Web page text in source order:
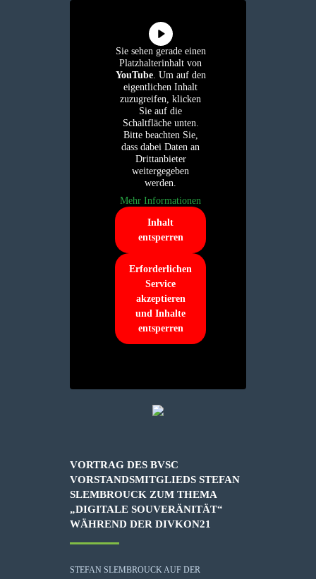
Sie sehen gerade einen
Platzhalterinhalt von
YouTube. Um auf den
eigentlichen Inhalt
zuzugreifen, klicken
Sie auf die
Schaltfläche unten.
Bitte beachten Sie,
dass dabei Daten an
Drittanbieter
weitergegeben
werden.
Mehr Informationen
Inhalt
entsperren
Erforderlichen
Service
akzeptieren
und Inhalte
entsperren
VORTRAG DES BVSC
VORSTANDSMITGLIEDS STEFAN
SLEMBROUCK ZUM THEMA
„DIGITALE SOUVERÄNITÄT“
WÄHREND DER DIVKON21
STEFAN SLEMBROUCK AUF DER